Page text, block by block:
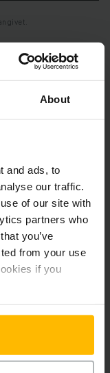
About
and ads, to
our traffic.
of our site with
partners who
you’ve
from your use
if you
oversigt over
V / 465 Ah